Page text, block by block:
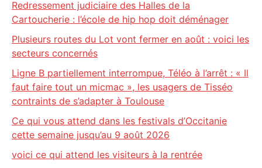
Redressement judiciaire des Halles de la
Cartoucherie : l’école de hip hop doit déménager
Plusieurs routes du Lot vont fermer en août : voici les
secteurs concernés
Ligne B partiellement interrompue, Téléo à l’arrêt : « Il
faut faire tout un micmac », les usagers de Tisséo
contraints de s’adapter à Toulouse
Ce qui vous attend dans les festivals d’Occitanie
cette semaine jusqu’au 9 août 2026
voici ce qui attend les visiteurs à la rentrée